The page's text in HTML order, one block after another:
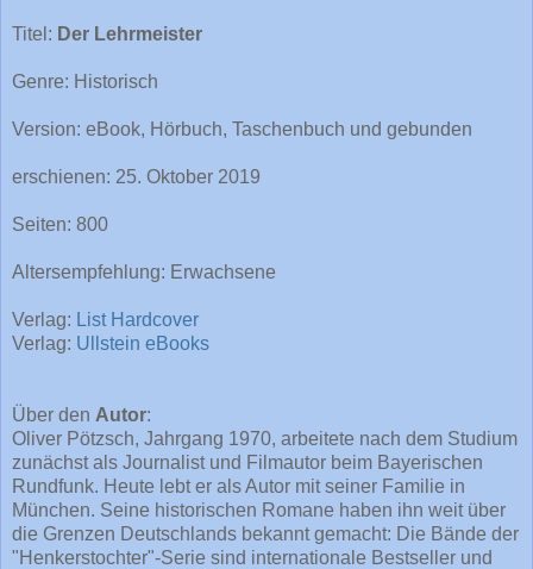
Titel: Der Lehrmeister
Genre: Historisch
Version: eBook, Hörbuch, Taschenbuch und gebunden
erschienen: 25. Oktober 2019
Seiten: 800
Altersempfehlung: Erwachsene
Verlag: List Hardcover
Verlag: Ullstein eBooks
Über den Autor:
Oliver Pötzsch, Jahrgang 1970, arbeitete nach dem Studium
zunächst als Journalist und Filmautor beim Bayerischen
Rundfunk. Heute lebt er als Autor mit seiner Familie in
München. Seine historischen Romane haben ihn weit über
die Grenzen Deutschlands bekannt gemacht: Die Bände der
"Henkerstochter"-Serie sind internationale Bestseller und